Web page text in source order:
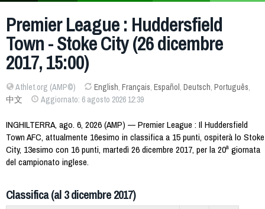
Premier League : Huddersfield
Town - Stoke City (26 dicembre
2017, 15:00)
Athlet.org (AMP©) English, Français, Español, Deutsch, Português,
中文
Aggiornato: 6 agosto 2026 12:39
INGHILTERRA, ago. 6, 2026 (AMP) — Premier League : Il Huddersfield
Town AFC, attualmente 16esimo in classifica a 15 punti, ospiterà lo Stoke
City, 13esimo con 16 punti, martedì 26 dicembre 2017, per la 20ª giornata
del campionato inglese.
Classifica (al 3 dicembre 2017)